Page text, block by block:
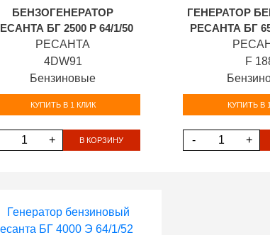
БЕНЗОГЕНЕРАТОР
БГ 2500 Р 64/1/50
РЕСАНТА
4DW91
Бензиновые
КУПИТЬ В 1 КЛИК
+ В КОРЗИНУ
ГЕНЕРАТОР
РЕСАНТА БГ
F
КУПИТЬ В
- +